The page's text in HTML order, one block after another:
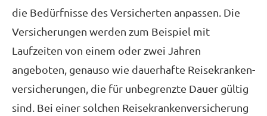
die Bedürfnisse des Versicherten anpassen. Die
Versicherungen werden zum Beispiel mit
Laufzeiten von einem oder zwei Jahren
angeboten, genauso wie dauerhafte Reise­kranken­
ver­si­che­rungen, die für unbegrenzte Dauer gültig
sind. Bei einer solchen Reise­kranken­ver­si­che­rung